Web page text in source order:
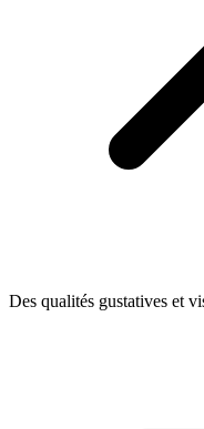
Des qualités gustatives et